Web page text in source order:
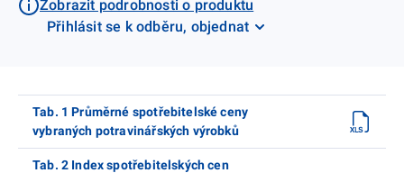
Zobrazit podrobnosti o produktu
Přihlásit se k odběru, objednat
Tab. 1 Průměrné spotřebitelské ceny
vybraných potravinářských výrobků
Tab. 2 Index spotřebitelských cen